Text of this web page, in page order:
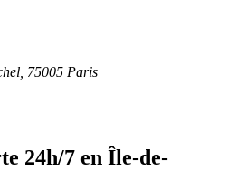
75005 Paris
24h/7 en Île-de-